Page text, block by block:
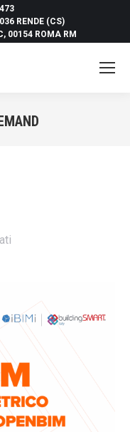
RENDE (CS)
00154 ROMA RM